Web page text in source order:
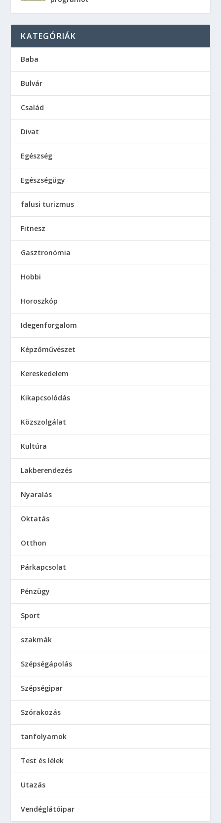
KATEGÓRIÁK
Baba
Bulvár
Család
Divat
Egészség
Egészségügy
falusi turizmus
Fitnesz
Gasztronómia
Hobbi
Horoszkóp
Idegenforgalom
Képzőművészet
Kereskedelem
Kikapcsolódás
Közszolgálat
Kultúra
Lakberendezés
Nyaralás
Oktatás
Otthon
Párkapcsolat
Pénzügy
Sport
szakmák
Szépségápolás
Szépségipar
Szórakozás
tanfolyamok
Test és lélek
Utazás
Vendéglátóipar